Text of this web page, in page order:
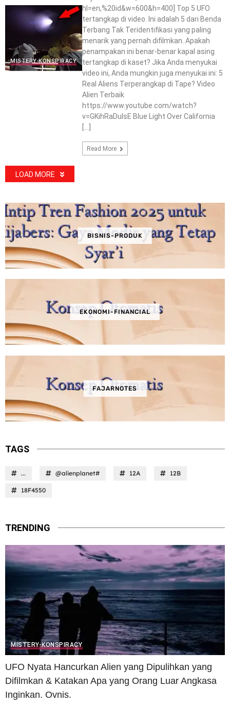
MISTERY-KONSPIRACY
hl=en,%20id&w=600&h=400] Top 5 UFO
tertangkap di video. Ini adalah 5 dari Benda
Terbang Tak Teridentifikasi yang paling
menarik yang pernah difilmkan. Apakah
penampakan ini benar-benar kapal asing
tertangkap di kaset? Jika Anda menyukai
video ini, Anda mungkin juga menyukai ini: 5
Real Aliens Terperangkap di Tape? Video
Alien Terbaik
https://www.youtube.com/watch?
v=GKihRaDulsE Blue Light Over California
Read More
LOAD MORE
BISNIS-PRODUK
EKONOMI-FINANCIAL
FAJARNOTES
TAGS
... @alienplanet# 12A 12B
18F4550
TRENDING
MISTERY-KONSPIRACY
UFO Nyata Hancurkan Alien yang Dipulihkan yang
Difilmkan & Katakan Apa yang Orang Luar Angkasa
Inginkan. Ovnis.